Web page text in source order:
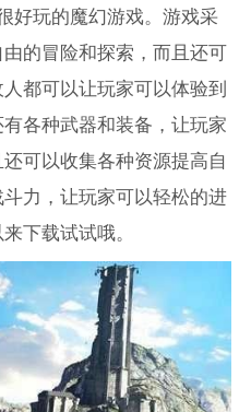
好玩的魔幻游戏。游戏采
的冒险和探索，而且还可
都可以让玩家可以体验到
各种武器和装备，让玩家
可以收集各种资源提高自
力，让玩家可以轻松的进
下载试试哦。